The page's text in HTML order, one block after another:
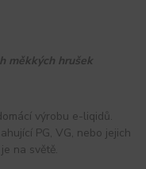
měkkých hrušek
výrobu e-liqidů.
PG, VG, nebo jejich
na světě.